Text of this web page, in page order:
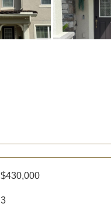
$430,000
3